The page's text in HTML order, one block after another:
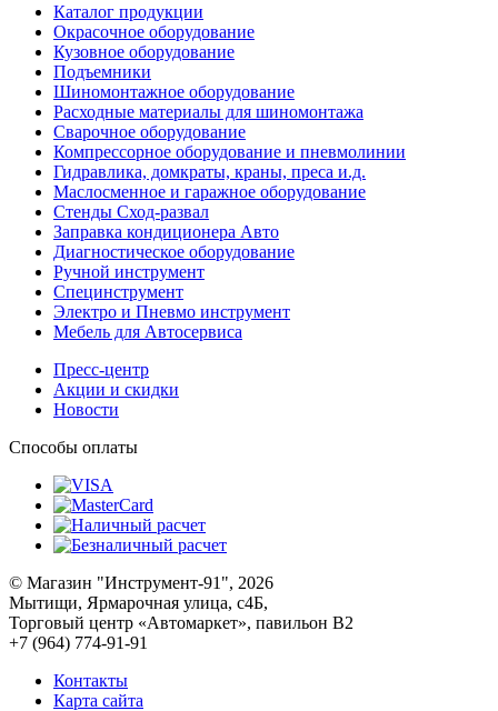
Каталог продукции
Окрасочное оборудование
Кузовное оборудование
Подъемники
Шиномонтажное оборудование
Расходные материалы для шиномонтажа
Сварочное оборудование
Компрессорное оборудование и пневмолинии
Гидравлика, домкраты, краны, преса и.д.
Маслосменное и гаражное оборудование
Стенды Сход-развал
Заправка кондиционера Авто
Диагностическое оборудование
Ручной инструмент
Специнструмент
Электро и Пневмо инструмент
Мебель для Автосервиса
Пресс-центр
Акции и скидки
Новости
Способы оплаты
© Магазин "Инструмент-91", 2026
Мытищи, Ярмарочная улица, с4Б,
Торговый центр «Автомаркет», павильон В2
+7 (964) 774-91-91
Контакты
Карта сайта